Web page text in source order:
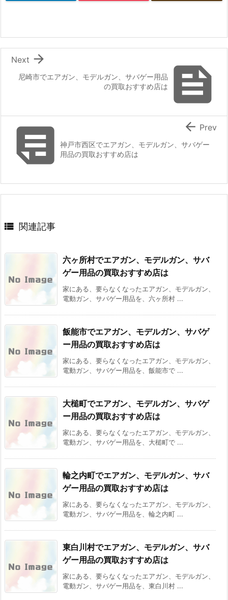

尼崎市でエアガン、モデルガン、サバゲー用品
の買取おすすめ店は

Next
神戸市西区でエアガン、モデルガン、サバゲー
用品の買取おすすめ店は
 Prev
 関連記事
六ヶ所村でエアガン、モデルガン、サバ
ゲー用品の買取おすすめ店は
家にある、要らなくなったエアガン、モデルガン、
電動ガン、サバゲー用品を、六ヶ所村 ...
飯能市でエアガン、モデルガン、サバゲ
ー用品の買取おすすめ店は
家にある、要らなくなったエアガン、モデルガン、
電動ガン、サバゲー用品を、飯能市で ...
大槌町でエアガン、モデルガン、サバゲ
ー用品の買取おすすめ店は
家にある、要らなくなったエアガン、モデルガン、
電動ガン、サバゲー用品を、大槌町で ...
輪之内町でエアガン、モデルガン、サバ
ゲー用品の買取おすすめ店は
家にある、要らなくなったエアガン、モデルガン、
電動ガン、サバゲー用品を、輪之内町 ...
東白川村でエアガン、モデルガン、サバ
ゲー用品の買取おすすめ店は
家にある、要らなくなったエアガン、モデルガン、
電動ガン、サバゲー用品を、東白川村 ...